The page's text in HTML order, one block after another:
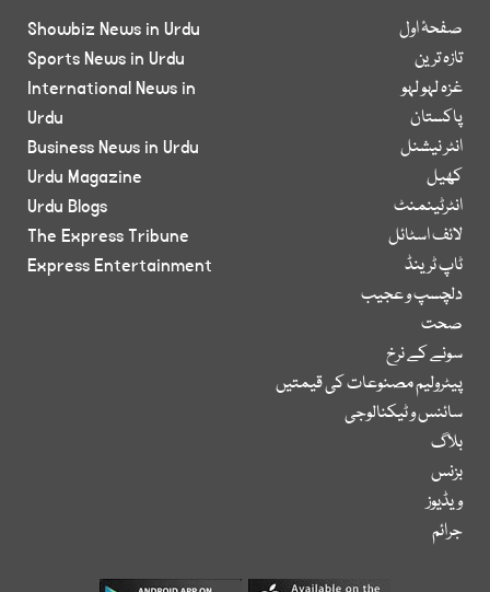
صفحۂ اول
تازہ ترین
غزہ لہو لہو
پاکستان
انٹر نیشنل
کھیل
انٹرٹینمنٹ
لائف اسٹائل
ٹاپ ٹرینڈ
دلچسپ و عجیب
صحت
سونے کے نرخ
پیٹرولیم مصنوعات کی قیمتیں
سائنس و ٹیکنالوجی
بلاگ
بزنس
ویڈیوز
جرائم
Showbiz News in Urdu
Sports News in Urdu
International News in
Urdu
Business News in Urdu
Urdu Magazine
Urdu Blogs
The Express Tribune
Express Entertainment